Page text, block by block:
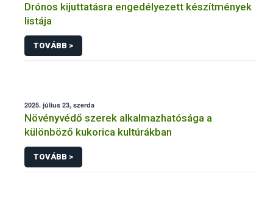
Drónos kijuttatásra engedélyezett készítmények
listája
TOVÁBB >
2025. július 23, szerda
Növényvédő szerek alkalmazhatósága a
különböző kukorica kultúrákban
TOVÁBB >